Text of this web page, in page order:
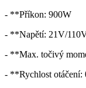
- **Příkon: 900W
- **Napětí: 21V/
- **Max. točivý
- **Rychlost otáčení: